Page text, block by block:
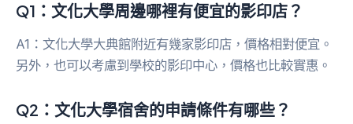
Q1：文化大學周邊哪裡有便宜的影印店？
A1：文化大學大典館附近有幾家影印店，價格相對便宜。
另外，也可以考慮到學校的影印中心，價格也比較實惠。
Q2：文化大學宿舍的申請條件有哪些？